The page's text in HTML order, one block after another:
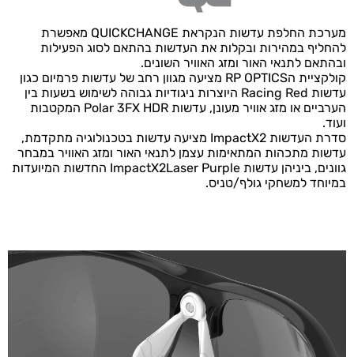
מערכת החלפת עדשות הנקראת QUICKCHANGE מאפשרת
להחליף במהירות ובקלות את העדשות בהתאם לסוג הפעילות
ובהתאם לתנאי האור ומזג האוויר השונים.
קולקציית הRP OPTICS מציעה מגוון רחב של עדשות פרמיום כגון
עדשות Racing Red היוצרות ניגודיות גבוהה לשימוש בשעות בין
הערביים או מזג אוויר מעונן, עדשות Polar 3FX HDR המקטבות
ועוד.
סדרת העדשות ImpactX2 מציעה עדשות בטכנולוגיה מתקדמת,
עדשות מתכהות המתאימות עצמן לתנאי האור ומזג האוויר במבחר
גוונים, ביניהן עדשות ImpactX2Laser Purple החדשות המיועדות
במיוחד למשחקי גולף/טניס.